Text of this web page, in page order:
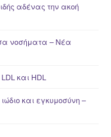
αδένας την ακοή
νοσήματα – Νέα
και HDL
και εγκυμοσύνη –